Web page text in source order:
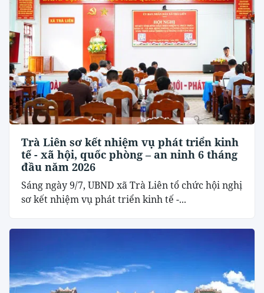
Trà Liên sơ kết nhiệm vụ phát triển kinh
tế - xã hội, quốc phòng – an ninh 6 tháng
đầu năm 2026
Sáng ngày 9/7, UBND xã Trà Liên tổ chức hội nghị
sơ kết nhiệm vụ phát triển kinh tế -...